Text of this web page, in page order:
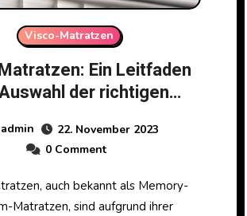
Visco-Matratzen
Ein Leitfaden
der richtigen
admin
22. November 2023
0 Comment
Matratzen, sind aufgrund ihrer